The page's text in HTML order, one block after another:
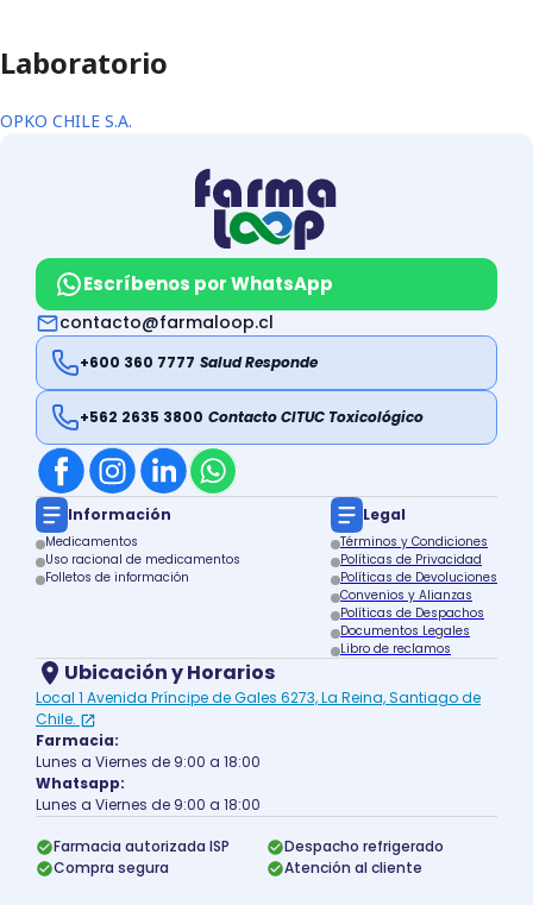
Laboratorio
OPKO CHILE S.A.
Escríbenos por WhatsApp
contacto@farmaloop.cl
+600 360 7777 Salud Responde
+562 2635 3800 Contacto CITUC Toxicológico
Información
Medicamentos
Uso racional de medicamentos
Folletos de información
Legal
Términos y Condiciones
Políticas de Privacidad
Políticas de Devoluciones
Convenios y Alianzas
Políticas de Despachos
Documentos Legales
Libro de reclamos
Ubicación y Horarios
Local 1 Avenida Príncipe de Gales 6273, La Reina, Santiago de
Chile.
Farmacia:
Lunes a Viernes de 9:00 a 18:00
Whatsapp:
Lunes a Viernes de 9:00 a 18:00
Farmacia autorizada ISP
Despacho refrigerado
Compra segura
Atención al cliente